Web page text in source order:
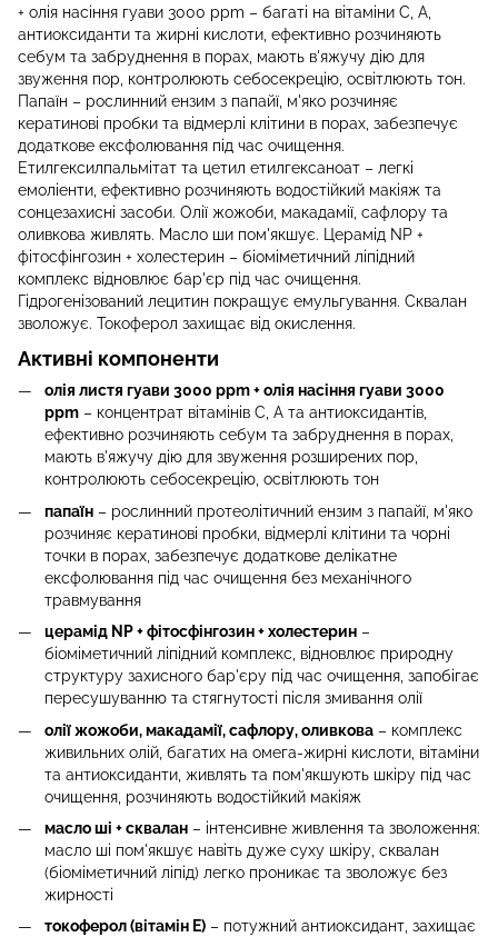
+ олія насіння гуави 3000 ppm – багаті на вітаміни С, А,
антиоксиданти та жирні кислоти, ефективно розчиняють
себум та забруднення в порах, мають в'яжучу дію для
звуження пор, контролюють себосекрецію, освітлюють тон.
Папаїн – рослинний ензим з папайї, м'яко розчиняє
кератинові пробки та відмерлі клітини в порах, забезпечує
додаткове ексфолювання під час очищення.
Етилгексилпальмітат та цетил етилгексаноат – легкі
емоліенти, ефективно розчиняють водостійкий макіяж та
сонцезахисні засоби. Олії жожоби, макадамії, сафлору та
оливкова живлять. Масло ши пом'якшує. Церамід NP +
фітосфінгозин + холестерин – біоміметичний ліпідний
комплекс відновлює бар'єр під час очищення.
Гідрогенізований лецитин покращує емульгування. Сквалан
зволожує. Токоферол захищає від окислення.
Активні компоненти
олія листя гуави 3000 ppm + олія насіння гуави 3000
ppm – концентрат вітамінів С, А та антиоксидантів,
ефективно розчиняють себум та забруднення в порах,
мають в'яжучу дію для звуження розширених пор,
контролюють себосекрецію, освітлюють тон
папаїн – рослинний протеолітичний ензим з папайї, м'яко
розчиняє кератинові пробки, відмерлі клітини та чорні
точки в порах, забезпечує додаткове делікатне
ексфолювання під час очищення без механічного
травмування
церамід NP + фітосфінгозин + холестерин –
біоміметичний ліпідний комплекс, відновлює природну
структуру захисного бар'єру під час очищення, запобігає
пересушуванню та стягнутості після змивання олії
олії жожоби, макадамії, сафлору, оливкова – комплекс
живильних олій, багатих на омега-жирні кислоти, вітаміни
та антиоксиданти, живлять та пом'якшують шкіру під час
очищення, розчиняють водостійкий макіяж
масло ші + сквалан – інтенсивне живлення та зволоження:
масло ші пом'якшує навіть дуже суху шкіру, сквалан
(біоміметичний ліпід) легко проникає та зволожує без
жирності
токоферол (вітамін Е) – потужний антиоксидант, захищає